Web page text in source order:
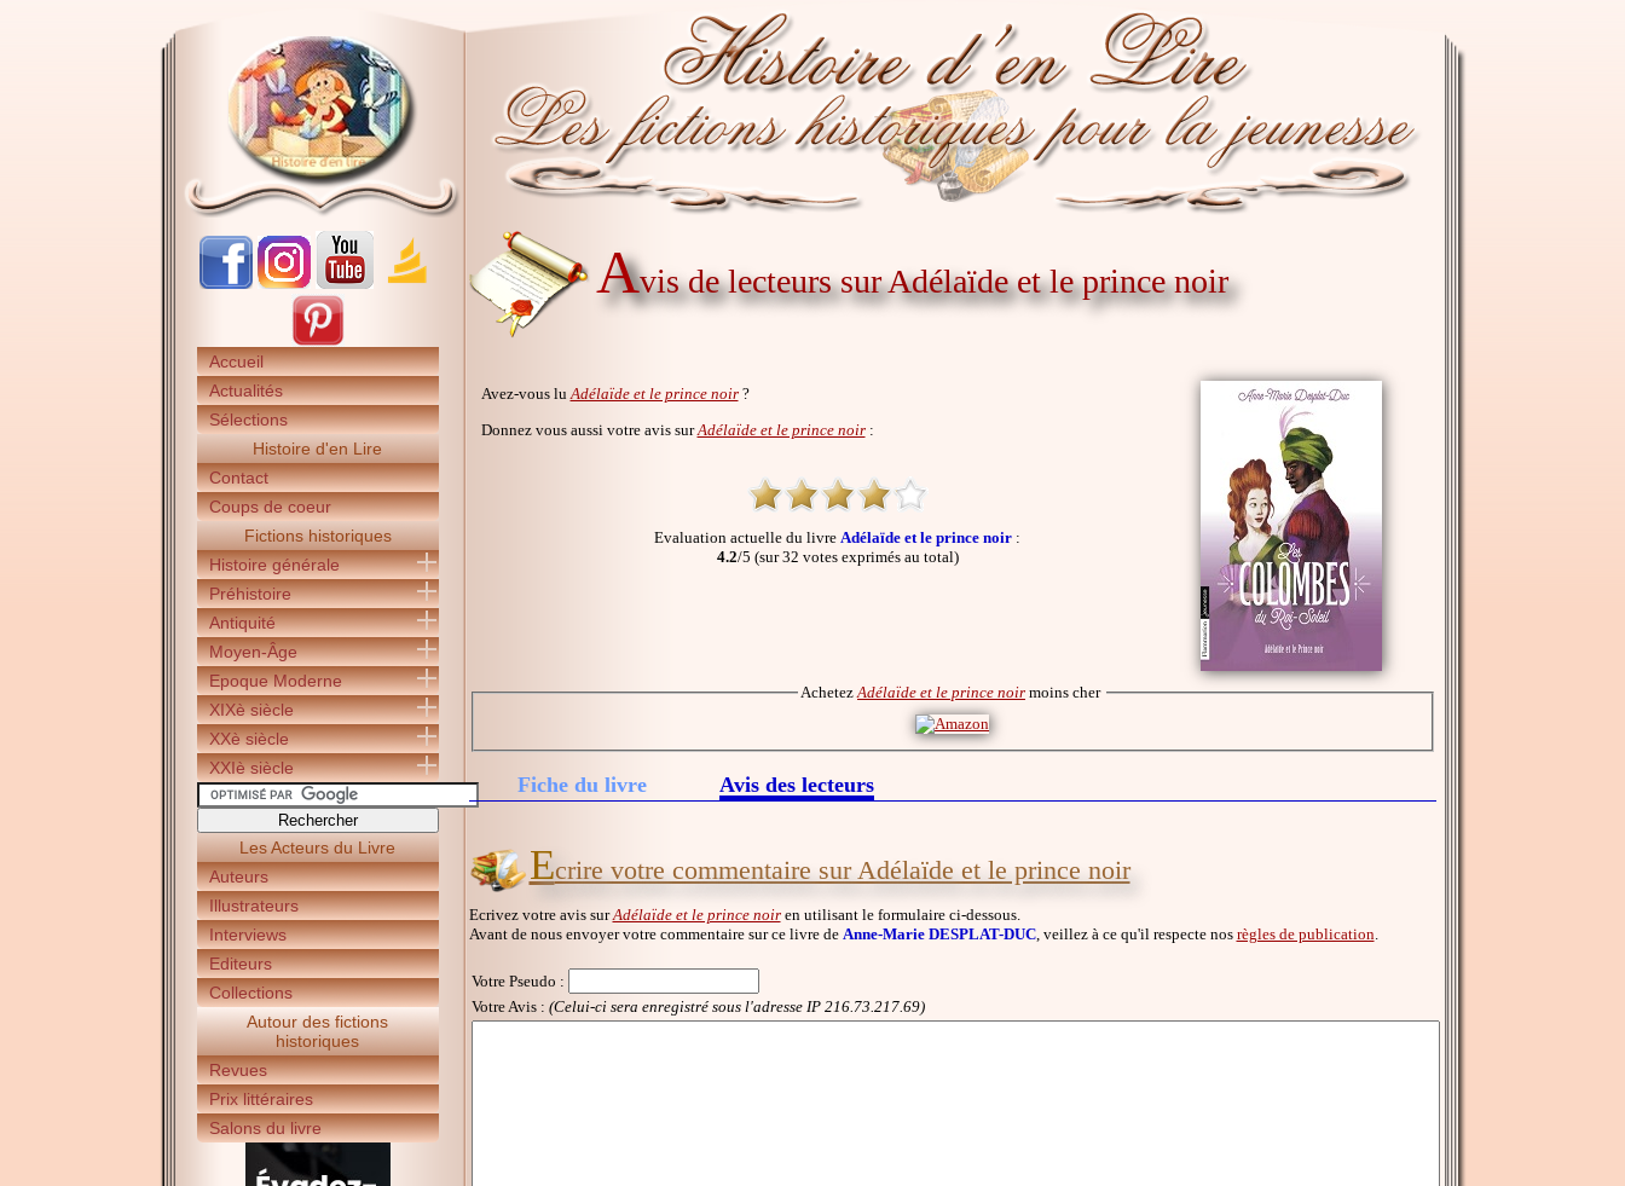
Accueil
Actualités
Sélections
Histoire d'en Lire
Contact
Coups de coeur
Fictions historiques
Histoire générale
Préhistoire
Antiquité
Moyen-Âge
Epoque Moderne
XIXè siècle
XXè siècle
XXIè siècle
Les Acteurs du Livre
Auteurs
Illustrateurs
Interviews
Editeurs
Collections
Autour des fictions
historiques
Revues
Prix littéraires
Salons du livre
Avis de lecteurs sur Adélaïde et le prince noir
Avez-vous luAdélaïde et le prince noir?
Donnez vous aussi votre avis surAdélaïde et le prince noir:
Evaluation actuelle du livre Adélaïde et le prince noir :
4.2/5 (sur 32 votes exprimés au total)
AchetezAdélaïde et le prince noir moins cher
Fiche du livre Avis des lecteurs
Ecrire votre commentaire sur Adélaïde et le prince noir
Ecrivez votre avis surAdélaïde et le prince noiren utilisant le formulaire ci-dessous.
Avant de nous envoyer votre commentaire sur ce livre de Anne-Marie DESPLAT-DUC, veillez à ce qu'il respecte nos règles de publication
Votre Pseudo :
Votre Avis : (Celui-ci sera enregistré sous l'adresse IP 216.73.217.69)